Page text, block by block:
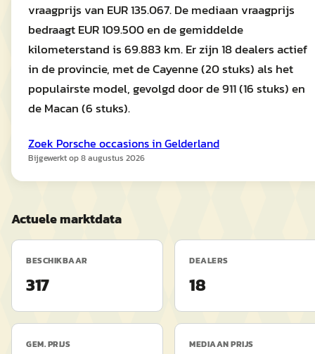
vraagprijs van EUR 135.067. De mediaan vraagprijs
bedraagt EUR 109.500 en de gemiddelde
kilometerstand is 69.883 km. Er zijn 18 dealers actief
in de provincie, met de Cayenne (20 stuks) als het
populairste model, gevolgd door de 911 (16 stuks) en
de Macan (6 stuks).
Zoek Porsche occasions inGelderland
Bijgewerkt op8 augustus 2026
Actuele marktdata
BESCHIKBAAR
317
DEALERS
18
GEM. PRIJS MEDIAAN PRIJS